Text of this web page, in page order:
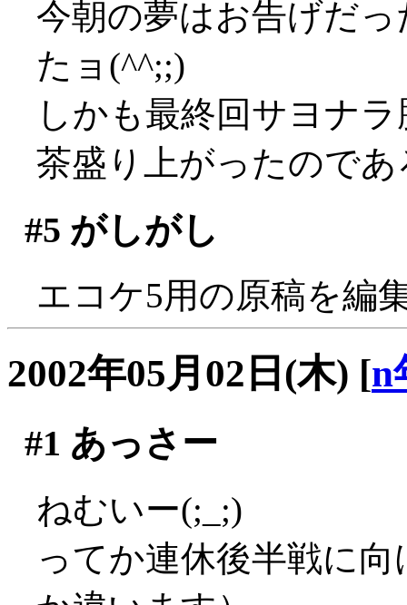
今朝の夢はお告げだ
たョ(^^;;)
しかも最終回サヨナ
茶盛り上がったので
#5 がしがし
エコケ5用の原稿を編
2002年05月02日(木) [n
#1 あっさー
ねむいー(;_;)
ってか連休後半戦に